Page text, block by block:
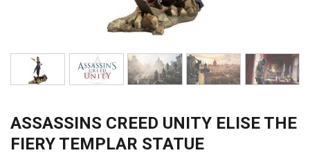
ASSASSINS CREED UNITY ELISE THE
FIERY TEMPLAR STATUE